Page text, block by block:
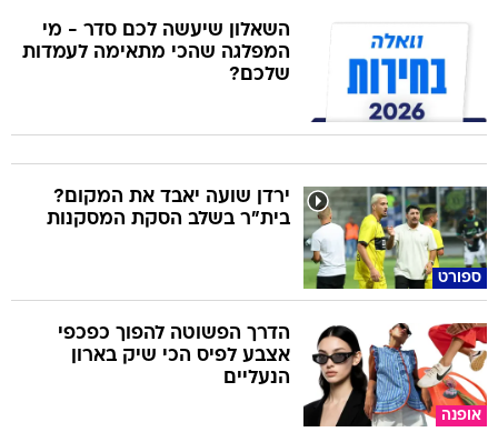
השאלון שיעשה לכם סדר - מי
המפלגה שהכי מתאימה לעמדות
שלכם?
ספורט
ירדן שועה יאבד את המקום?
בית"ר בשלב הסקת המסקנות
אופנה
הדרך הפשוטה להפוך כפכפי
אצבע לפיס הכי שיק בארון
הנעליים